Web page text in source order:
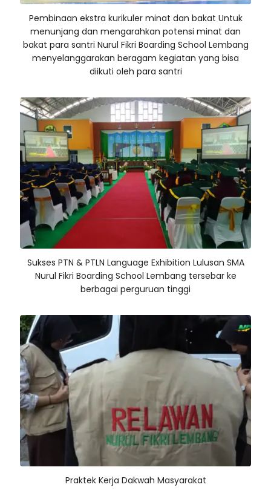
Pembinaan ekstra kurikuler minat dan bakat Untuk
menunjang dan mengarahkan potensi minat dan
bakat para santri Nurul Fikri Boarding School Lembang
menyelanggarakan beragam kegiatan yang bisa
diikuti oleh para santri
Sukses PTN & PTLN Language Exhibition Lulusan SMA
Nurul Fikri Boarding School Lembang tersebar ke
berbagai perguruan tinggi
Praktek Kerja Dakwah Masyarakat